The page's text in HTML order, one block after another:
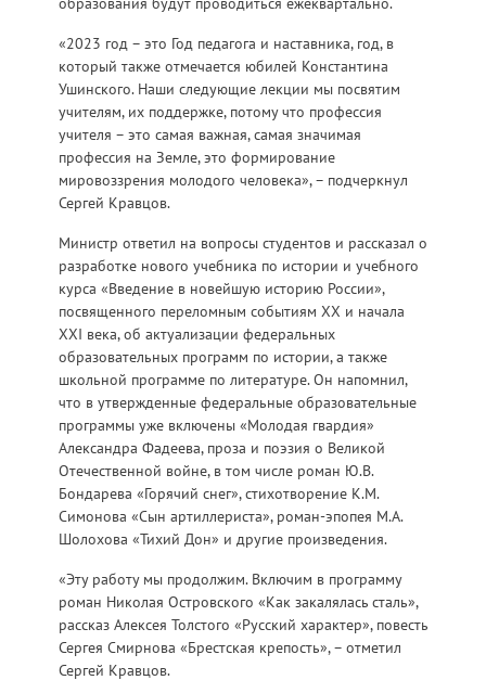
«2023 год – это Год педагога и наставника, год, в
который также отмечается юбилей Константина
Ушинского. Наши следующие лекции мы посвятим
учителям, их поддержке, потому что профессия
учителя – это самая важная, самая значимая
профессия на Земле, это формирование
мировоззрения молодого человека», – подчеркнул
Сергей Кравцов.
Министр ответил на вопросы студентов и рассказал о
разработке нового учебника по истории и учебного
курса «Введение в новейшую историю России»,
посвященного переломным событиям ХХ и начала
ХХI века, об актуализации федеральных
образовательных программ по истории, а также
школьной программе по литературе. Он напомнил,
что в утвержденные федеральные образовательные
программы уже включены «Молодая гвардия»
Александра Фадеева, проза и поэзия о Великой
Отечественной войне, в том числе роман Ю.В.
Бондарева «Горячий снег», стихотворение К.М.
Симонова «Сын артиллериста», роман-эпопея М.А.
Шолохова «Тихий Дон» и другие произведения.
«Эту работу мы продолжим. Включим в программу
роман Николая Островского «Как закалялась сталь»,
рассказ Алексея Толстого «Русский характер», повесть
Сергея Смирнова «Брестская крепость», – отметил
Сергей Кравцов.